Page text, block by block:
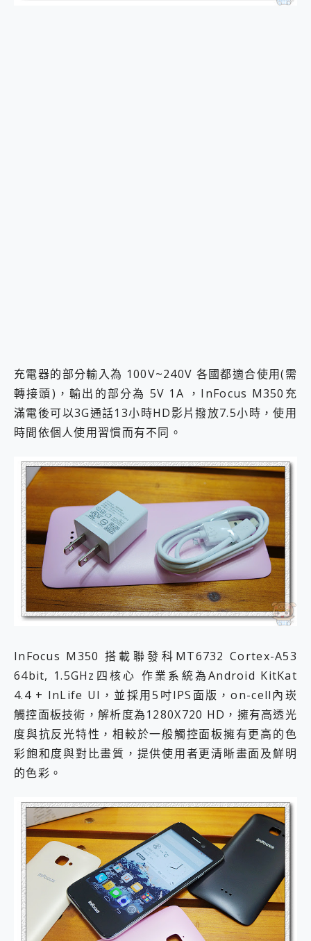
多個願望一次滿足 超強散熱 微星 MSI Claw A1M-026TW 電競掌機 開箱 評測
充電器的部分輸入為 100V~240V 各國都適合使用(需
轉接頭)，輸出的部分為 5V 1A ，InFocus M350充
滿電後可以3G通話13小時HD影片撥放7.5小時，使用
時間依個人使用習慣而有不同。
InFocus M350 搭載聯發科MT6732 Cortex-A53
64bit, 1.5GHz四核心 作業系統為Android KitKat
4.4 + InLife UI，並採用5吋IPS面版，on-cell內崁
觸控面板技術，解析度為1280X720 HD，擁有高透光
度與抗反光特性，相較於一般觸控面板擁有更高的色
彩飽和度與對比畫質，提供使用者更清晰畫面及鮮明
的色彩。